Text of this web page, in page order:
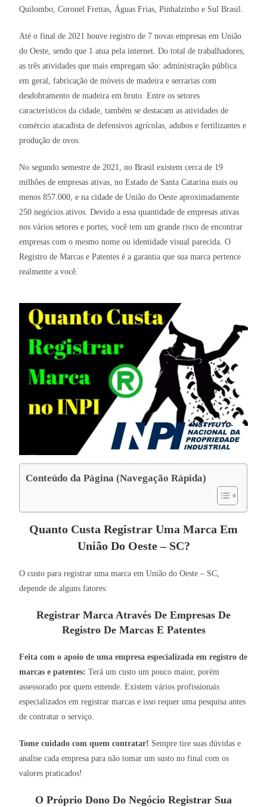
Quilombo, Coronel Freitas, Águas Frias, Pinhalzinho e Sul Brasil.
Até o final de 2021 houve registro de 7 novas empresas em União
do Oeste, sendo que 1 atua pela internet. Do total de trabalhadores,
as três atividades que mais empregam são: administração pública
em geral, fabricação de móveis de madeira e serrarias com
desdobramento de madeira em bruto. Entre os setores
característicos da cidade, também se destacam as atividades de
comércio atacadista de defensivos agrícolas, adubos e fertilizantes e
produção de ovos.
No segundo semestre de 2021, no Brasil existem cerca de 19
milhões de empresas ativas, no Estado de Santa Catarina mais ou
menos 857.000, e na cidade de União do Oeste aproximadamente
250 negócios ativos. Devido a essa quantidade de empresas ativas
nos vários setores e portes, você tem um grande risco de encontrar
empresas com o mesmo nome ou identidade visual parecida. O
Registro de Marcas e Patentes é a garantia que sua marca pertence
realmente a você.
Conteúdo da Página (Navegação Rápida)
Quanto Custa Registrar Uma Marca Em
União Do Oeste – SC?
O custo para registrar uma marca em União do Oeste – SC,
depende de alguns fatores:
Registrar Marca Através De Empresas De
Registro De Marcas E Patentes
Feita com o apoio de uma empresa especializada em registro de
marcas e patentes: Terá um custo um pouco maior, porém
assessorado por quem entende. Existem vários profissionais
especializados em registrar marcas e isso requer uma pesquisa antes
de contratar o serviço.
Tome cuidado com quem contratar! Sempre tire suas dúvidas e
analise cada empresa para não tomar um susto no final com os
valores praticados!
O Próprio Dono Do Negócio Registrar Sua